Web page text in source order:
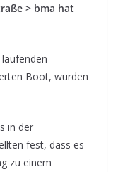
> bma hat
Boot, wurden
in der
fest, dass es
zu einem